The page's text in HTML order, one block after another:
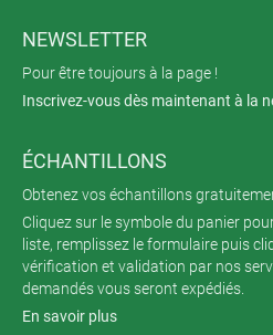
NEWSLETTER
Pour être toujours à la page !
Inscrivez-vous dès maintenant à la
ÉCHANTILLONS
Obtenez vos échantillons
Cliquez sur le symbole du panier
liste, remplissez le formulaire puis
vérification et validation par nos
demandés vous seront expédiés.
En savoir plus